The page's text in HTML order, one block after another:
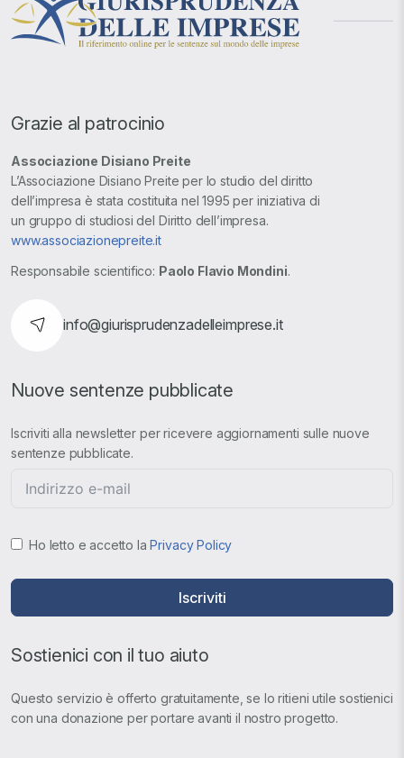
Grazie al patrocinio
Associazione Disiano Preite
L’Associazione Disiano Preite per lo studio del diritto
dell’impresa è stata costituita nel 1995 per iniziativa di
un gruppo di studiosi del Diritto dell’impresa.
www.associazionepreite.it
Responsabile scientifico: Paolo Flavio Mondini.
info@giurisprudenzadelleimprese.it
Nuove sentenze pubblicate
Iscriviti alla newsletter per ricevere aggiornamenti sulle nuove
sentenze pubblicate.
Ho letto e accetto laPrivacy Policy
Iscriviti
Sostienici con il tuo aiuto
Questo servizio è offerto gratuitamente, se lo ritieni utile sostienici
con una donazione per portare avanti il nostro progetto.